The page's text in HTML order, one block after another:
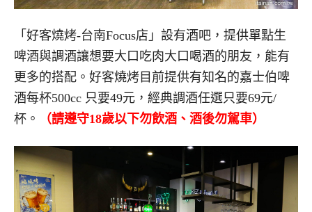
「好客燒烤-台南Focus店」設有酒吧，提供單點生
啤酒與調酒讓想要大口吃肉大口喝酒的朋友，能有
更多的搭配。好客燒烤目前提供有知名的嘉士伯啤
酒每杯500cc 只要49元，經典調酒任選只要69元/
杯。
（請遵守18歲以下勿飲酒、酒後勿駕車）